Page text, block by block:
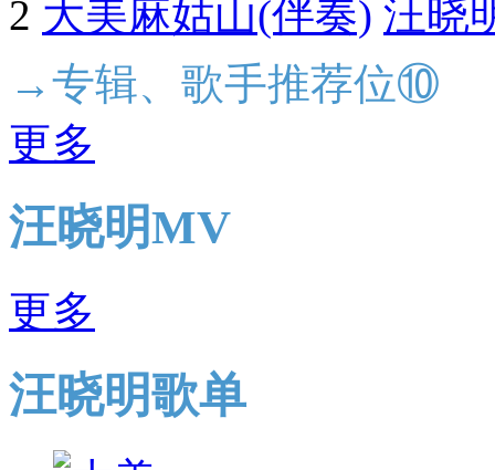
2 大美麻姑山(伴奏) 汪晓
→专辑、歌手推荐位⑩
更多
汪晓明MV
更多
汪晓明歌单